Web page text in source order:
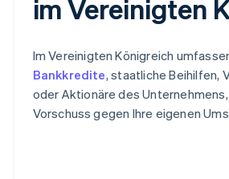
im Vereinigten
Im Vereinigten Königreich
Bankkredite, staatliche Beihilfen,
oder Aktionäre des
Vorschuss gegen Ihre eigenen